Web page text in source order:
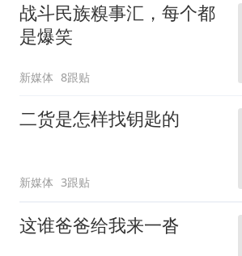
战斗民族糗事汇，每个都
是爆笑
新媒体 8跟贴
二货是怎样找钥匙的
新媒体 3跟贴
这谁爸爸给我来一沓